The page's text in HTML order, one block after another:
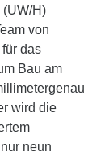
(UW/H)
von
das
Bau am
wird die
neun